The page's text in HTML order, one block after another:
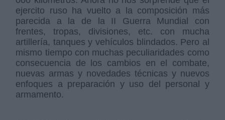
ejercito ruso ha vuelto a la composición más
parecida a la de la II Guerra Mundial con
frentes, tropas, divisiones, etc. con mucha
artillería, tanques y vehículos blindados. Pero al
mismo tiempo con muchas peculiaridades como
consecuencia de los cambios en el combate,
nuevas armas y novedades técnicas y nuevos
enfoques a preparación y uso del personal y
armamento.